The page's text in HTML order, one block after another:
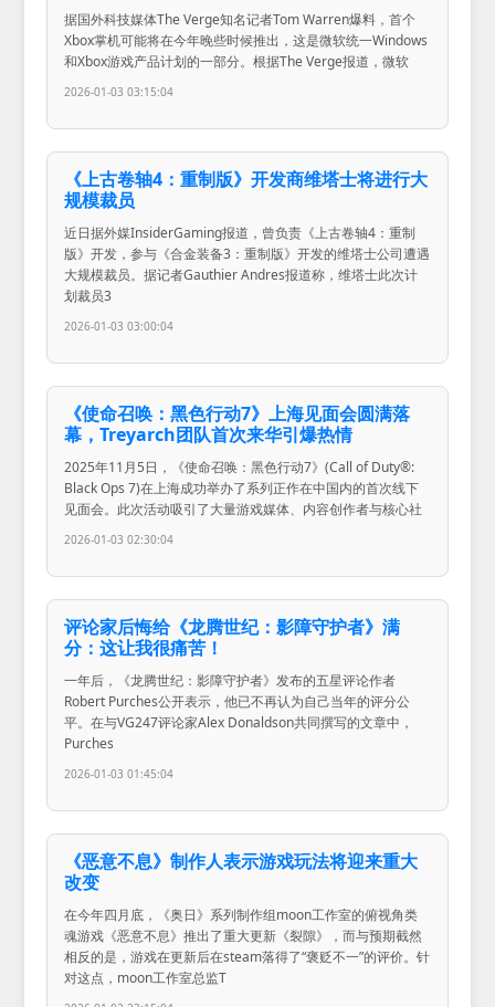
据国外科技媒体The Verge知名记者Tom Warren爆料，首个
Xbox掌机可能将在今年晚些时候推出，这是微软统一Windows
和Xbox游戏产品计划的一部分。根据The Verge报道，微软
2026-01-03 03:15:04
《上古卷轴4：重制版》开发商维塔士将进行大
规模裁员
近日据外媒InsiderGaming报道，曾负责《上古卷轴4：重制
版》开发，参与《合金装备3：重制版》开发的维塔士公司遭遇
大规模裁员。据记者Gauthier Andres报道称，维塔士此次计
划裁员3
2026-01-03 03:00:04
《使命召唤：黑色行动7》上海见面会圆满落
幕，Treyarch团队首次来华引爆热情
2025年11月5日，《使命召唤：黑色行动7》(Call of Duty®:
Black Ops 7)在上海成功举办了系列正作在中国内的首次线下
见面会。此次活动吸引了大量游戏媒体、内容创作者与核心社
2026-01-03 02:30:04
评论家后悔给《龙腾世纪：影障守护者》满
分：这让我很痛苦！
一年后，《龙腾世纪：影障守护者》发布的五星评论作者
Robert Purches公开表示，他已不再认为自己当年的评分公
平。在与VG247评论家Alex Donaldson共同撰写的文章中，
Purches
2026-01-03 01:45:04
《恶意不息》制作人表示游戏玩法将迎来重大
改变
在今年四月底，《奥日》系列制作组moon工作室的俯视角类
魂游戏《恶意不息》推出了重大更新《裂隙》，而与预期截然
相反的是，游戏在更新后在steam落得了“褒贬不一”的评价。针
对这点，moon工作室总监T